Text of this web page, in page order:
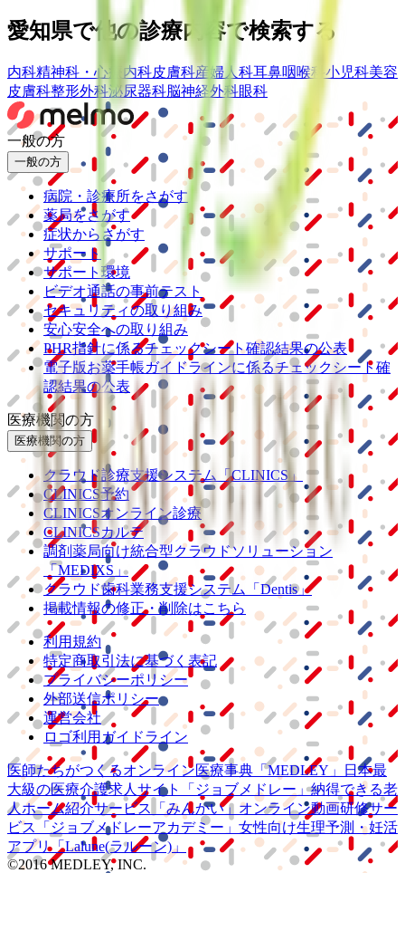
愛知県で他の診療内容で検索する
内科精神科・心療内科皮膚科産婦人科耳鼻咽喉科 小児科美容
皮膚科整形外科泌尿器科脳神経外科眼科
一般の方
一般の方
病院・診療所をさがす
薬局をさがす
症状からさがす
サポート
サポート環境
ビデオ通話の事前テスト
セキュリティの取り組み
安心安全への取り組み
PHR指針に係るチェックシート確認結果の公表
電子版お薬手帳ガイドラインに係るチェックシート確
認結果の公表
医療機関の方
医療機関の方
クラウド診療支援システム
「CLINICS」
CLINICS予約
CLINICSオンライン診療
CLINICSカルテ
調剤薬局向け統合型クラウドソリューション
「MEDIXS」
クラウド歯科業務支援システム
「Dentis」
掲載情報の修正・削除はこちら
利用規約
特定商取引法に基づく表記
プライバシーポリシー
外部送信ポリシー
運営会社
ロゴ利用ガイドライン
医師たちがつくるオンライン医療事典 「MEDLEY」
日本最
大級の医療介護求人サイト 「ジョブメドレー」納得できる老
人ホーム紹介サービス
「みんかい」 オンライン動画研修サー
ビス
「ジョブメドレーアカデミー」 女性向け生理予測・妊活
アプリ「Lalune(ラルーン)」
©2016 MEDLEY, INC.